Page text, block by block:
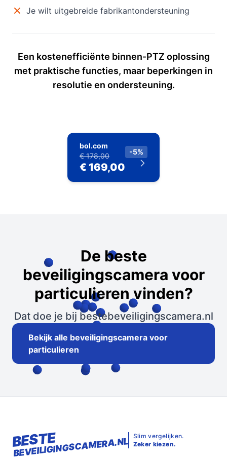
Je wilt uitgebreide fabrikantondersteuning
Een kostenefficiënte binnen‑PTZ oplossing
met praktische functies, maar beperkingen in
resolutie en ondersteuning.
bol.com
€ 178,00
€ 169,00
-5%
De beste
beveiligingscamera voor
particulieren vinden?
Dat doe je bij bestebeveiligingscamera.nl
Bekijk alle beveiligingscamera voor
particulieren
BESTE
BEVEILIGINGSCAMERA.NL Slim vergelijken.
Zeker kiezen.